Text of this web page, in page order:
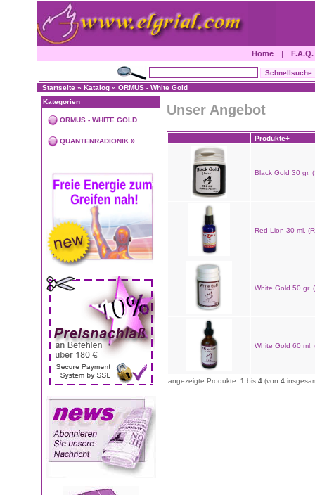
Home | F.A.Q.
Startseite » Katalog » ORMUS - White Gold
Kategorien
ORMUS - WHITE GOLD
QUANTENRADIONIK »
Unser Angebot
Produkte+
Black Gold 30 gr.
Red Lion 30 ml.
White Gold 50 gr.
White Gold 60 ml.
angezeigte Produkte: 1 bis 4 (von 4